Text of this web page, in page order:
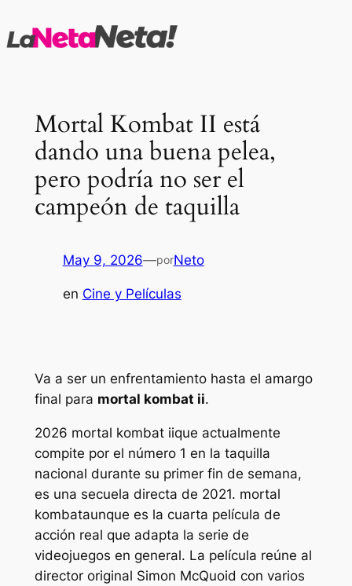
al
Mortal Kombat II está
dando una buena pelea,
pero podría no ser el
campeón de taquilla
May 9, 2026—porNeto
en Cine y Películas
Va a ser un enfrentamiento hasta el amargo
final para mortal kombat ii.
2026 mortal kombat iique actualmente
compite por el número 1 en la taquilla
nacional durante su primer fin de semana,
es una secuela directa de 2021. mortal
kombataunque es la cuarta película de
acción real que adapta la serie de
videojuegos en general. La película reúne al
director original Simon McQuoid con varios